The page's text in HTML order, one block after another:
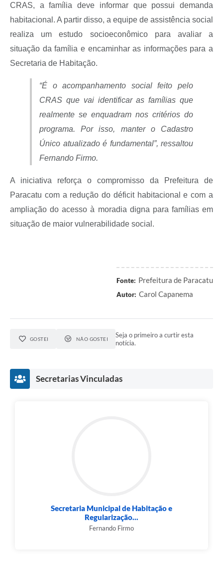
CRAS, a família deve informar que possui demanda
habitacional. A partir disso, a equipe de assistência social
realiza um estudo socioeconômico para avaliar a
situação da família e encaminhar as informações para a
Secretaria de Habitação.
“É o acompanhamento social feito pelo
CRAS que vai identificar as famílias que
realmente se enquadram nos critérios do
programa. Por isso, manter o Cadastro
Único atualizado é fundamental”, ressaltou
Fernando Firmo.
A iniciativa reforça o compromisso da Prefeitura de
Paracatu com a redução do déficit habitacional e com a
ampliação do acesso à moradia digna para famílias em
situação de maior vulnerabilidade social.
Fonte: Prefeitura de Paracatu
Autor: Carol Capanema
GOSTEI NÃO GOSTEI
Seja o primeiro a curtir esta
notícia.
Secretarias Vinculadas
Secretaria Municipal de Habitação e
Regularização...
Fernando Firmo